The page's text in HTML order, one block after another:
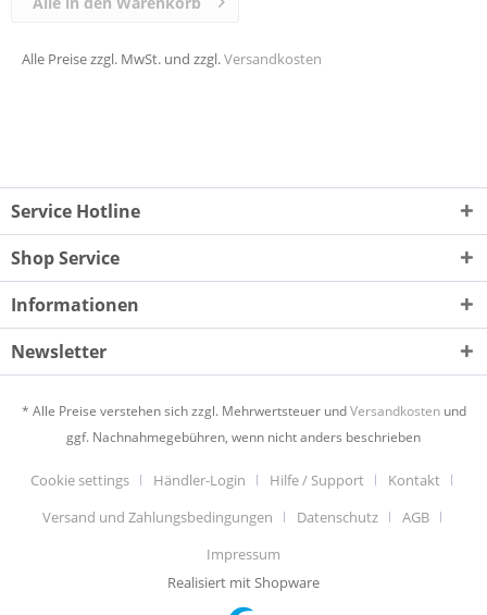
Alle Preise zzgl. MwSt. und zzgl.Versandkosten
Service Hotline
Shop Service
Informationen
Newsletter
* Alle Preise verstehen sich zzgl. Mehrwertsteuer undVersandkostenund
ggf. Nachnahmegebühren, wenn nicht anders beschrieben
Cookie settings Händler-Login Hilfe / Support
Kontakt
Versand und Zahlungsbedingungen
Datenschutz
AGB
Impressum
Realisiert mit Shopware